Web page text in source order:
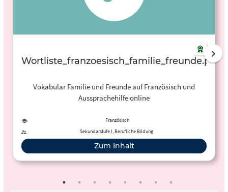
Wortliste_franzoesisch_familie_freunde.pdf
Vokabular Familie und Freunde auf Französisch und
Aussprachehilfe online
Französisch
Sekundarstufe I, Berufliche Bildung
Zum Inhalt